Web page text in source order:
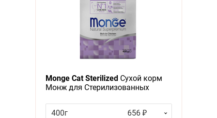
Monge Cat SterilizedСухой корм
Монж для Стерилизованных
400г
656 ₽